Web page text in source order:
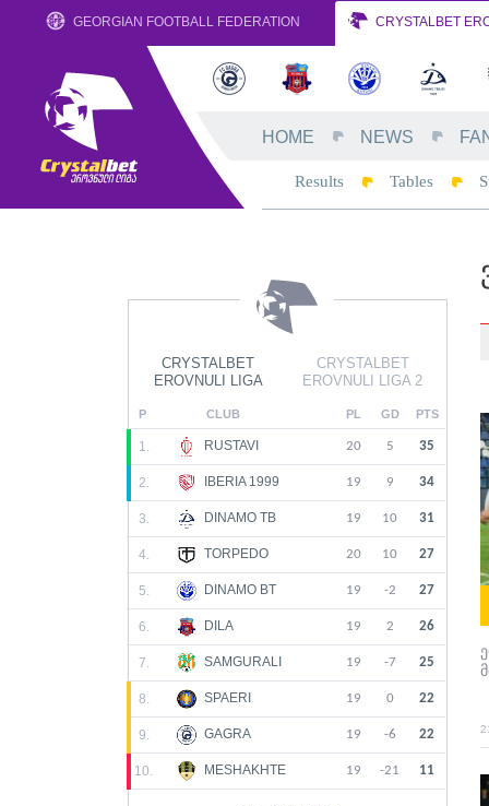
GEORGIAN FOOTBALL FEDERATION CRYSTALBET
HOME NEWS
Results Tables
CRYSTALBET
EROVNULI LIGA
CRYSTALBET
EROVNULI LIGA 2
P CLUB PL GD PTS
1. RUSTAVI 20 5 35
2. IBERIA 1999 19 9 34
3. DINAMO TB 19 10 31
4. TORPEDO 20 10 27
5. DINAMO BT 19 -2 27
6. DILA 19 2 26
7. SAMGURALI 19 -7 25
8. SPAERI 19 0 22
9. GAGRA 19 -6 22
10. MESHAKHTE 19 -21 11